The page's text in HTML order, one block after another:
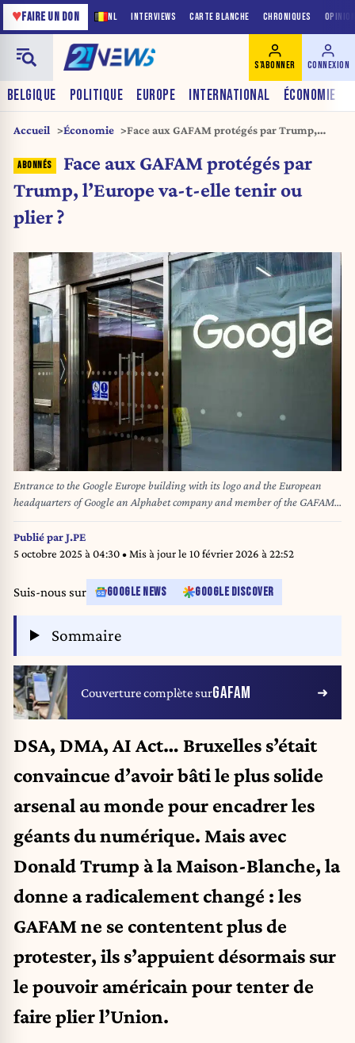
NL INTERVIEWS CARTE BLANCHE CHRONIQUES
♥FAIRE UN DON
BELGIQUE POLITIQUE EUROPE INTERNATIONAL ÉCONOMIE
S'ABONNER CONNEXION
Accueil Économie
Face aux GAFAM protégés par Trump,
Face aux GAFAM protégés par
Trump, l’Europe va-t-elle tenir ou
plier ?
Entrance to the Google Europe building with its logo and the European
headquarters of Google an Alphabet company and member of the GAFAM
group in Dublin in Ireland on May 26, 2022. Jc Milhet / Hans Lucas /
Hans Lucas via AFP
Publié parJ.PE
5 octobre 2025 à 04:30• Mis à jour le 10 février 2026 à 22:52
Suis-nous sur GOOGLE NEWS GOOGLE DISCOVER
Sommaire
Couverture complète surGAFAM
DSA, DMA, AI Act… Bruxelles s’était
convaincue d’avoir bâti le plus solide
arsenal au monde pour encadrer les
géants du numérique. Mais avec
Donald Trump à la Maison-Blanche, la
donne a radicalement changé : les
GAFAM ne se contentent plus de
protester, ils s’appuient désormais sur
le pouvoir américain pour tenter de
faire plier l’Union.